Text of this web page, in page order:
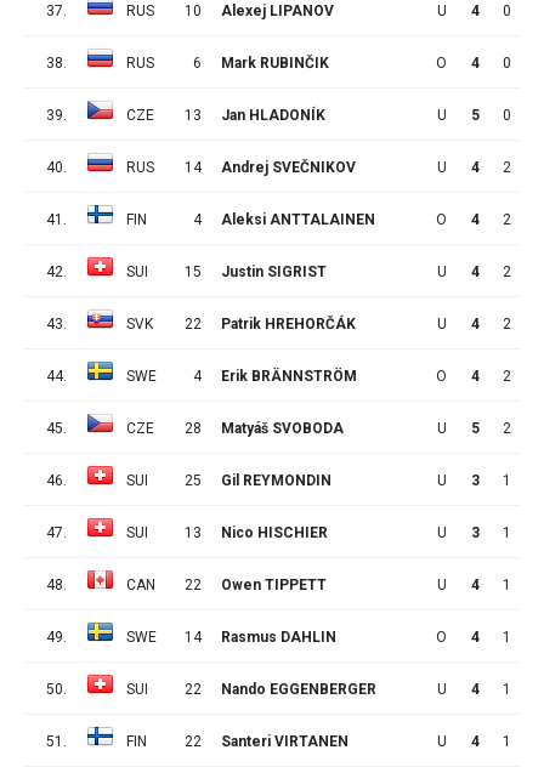
37. RUS 10 Alexej LIPANOV U 4 0
38. RUS 6 Mark RUBINČIK O 4 0
39. CZE 13 Jan HLADONÍK U 5 0
40. RUS 14 Andrej SVEČNIKOV U 4 2
41. FIN 4 Aleksi ANTTALAINEN O 4 2
42. SUI 15 Justin SIGRIST U 4 2
43. SVK 22 Patrik HREHORČÁK U 4 2
44. SWE 4 Erik BRÄNNSTRÖM O 4 2
45. CZE 28 Matyáš SVOBODA U 5 2
46. SUI 25 Gil REYMONDIN U 3 1
47. SUI 13 Nico HISCHIER U 3 1
48. CAN 22 Owen TIPPETT U 4 1
49. SWE 14 Rasmus DAHLIN O 4 1
50. SUI 22 Nando EGGENBERGER U 4 1
51. FIN 22 Santeri VIRTANEN U 4 1